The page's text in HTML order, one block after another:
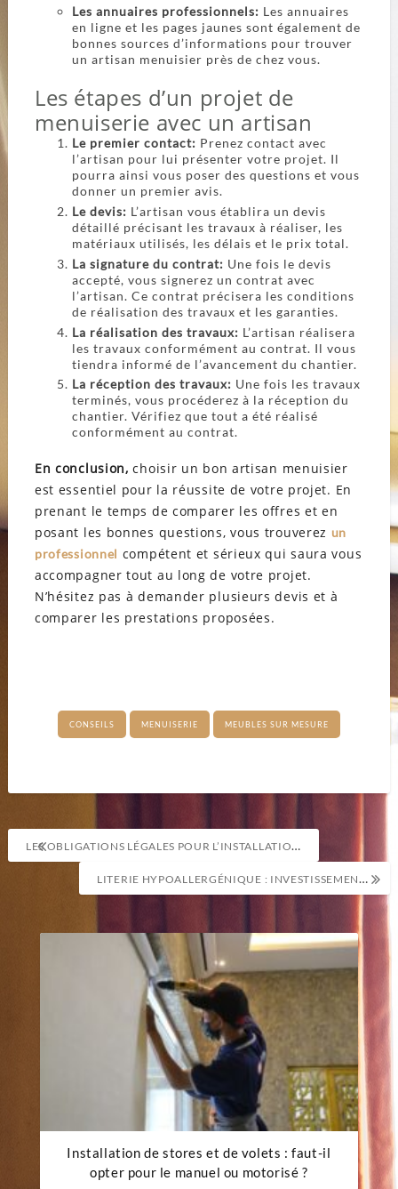
Les annuaires professionnels: Les annuaires
en ligne et les pages jaunes sont également de
bonnes sources d’informations pour trouver
un artisan menuisier près de chez vous.
Les étapes d’un projet de
menuiserie avec un artisan
Le premier contact: Prenez contact avec
l’artisan pour lui présenter votre projet. Il
pourra ainsi vous poser des questions et vous
donner un premier avis.
Le devis: L’artisan vous établira un devis
détaillé précisant les travaux à réaliser, les
matériaux utilisés, les délais et le prix total.
La signature du contrat: Une fois le devis
accepté, vous signerez un contrat avec
l’artisan. Ce contrat précisera les conditions
de réalisation des travaux et les garanties.
La réalisation des travaux: L’artisan réalisera
les travaux conformément au contrat. Il vous
tiendra informé de l’avancement du chantier.
La réception des travaux: Une fois les travaux
terminés, vous procéderez à la réception du
chantier. Vérifiez que tout a été réalisé
conformément au contrat.
En conclusion, choisir un bon artisan menuisier
est essentiel pour la réussite de votre projet. En
prenant le temps de comparer les offres et en
posant les bonnes questions, vous trouverez un
professionnel compétent et sérieux qui saura vous
accompagner tout au long de votre projet.
N’hésitez pas à demander plusieurs devis et à
comparer les prestations proposées.
CONSEILS MENUISERIE MEUBLES SUR MESURE
Navigation
de
l’article
LES OBLIGATIONS LÉGALES POUR L’INSTALLATION DE NOUVELLES FENÊTRES : GUIDE PRATIQUE
LITERIE HYPOALLERGÉNIQUE : INVESTISSEMENT DURABLE POUR VOTRE SANTÉ
Installation de stores et de volets : faut-il
opter pour le manuel ou motorisé ?